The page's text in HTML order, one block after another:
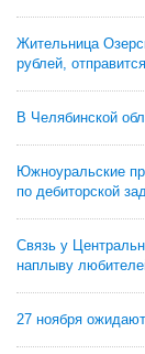
Жительница
рублей,
В Челябинской
Южноуральские
по дебиторской
Связь у
наплыву
27 ноября